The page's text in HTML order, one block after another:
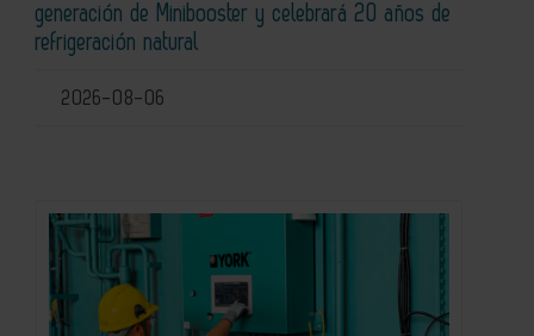
generación de Minibooster y celebrará 20 años de
refrigeración natural
2026-08-06